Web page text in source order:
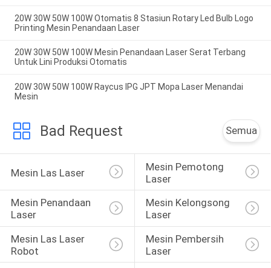
20W 30W 50W 100W Otomatis 8 Stasiun Rotary Led Bulb Logo
Printing Mesin Penandaan Laser
20W 30W 50W 100W Mesin Penandaan Laser Serat Terbang
Untuk Lini Produksi Otomatis
20W 30W 50W 100W Raycus IPG JPT Mopa Laser Menandai
Mesin
Bad Request Semua
Mesin Las Laser
Mesin Pemotong
Laser
Mesin Penandaan
Laser
Mesin Kelongsong
Laser
Mesin Las Laser
Robot
Mesin Pembersih
Laser